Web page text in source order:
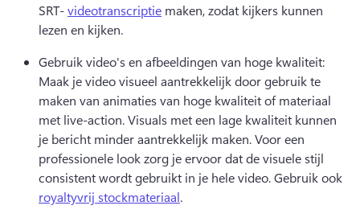
SRT- videotranscriptie maken, zodat kijkers kunnen
lezen en kijken.
Gebruik video's en afbeeldingen van hoge kwaliteit:
Maak je video visueel aantrekkelijk door gebruik te
maken van animaties van hoge kwaliteit of materiaal
met live-action. Visuals met een lage kwaliteit kunnen
je bericht minder aantrekkelijk maken. Voor een
professionele look zorg je ervoor dat de visuele stijl
consistent wordt gebruikt in je hele video. Gebruik ook
royaltyvrij stockmateriaal.